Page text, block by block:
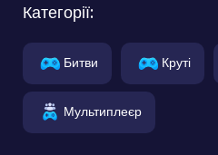
Категорії:
Битви Круті
Мультиплеєр